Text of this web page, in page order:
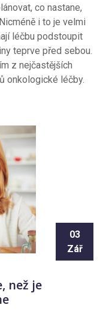
co nastane,
i to je velmi
léčbu podstoupit
teprve před sebou.
z nejčastějších
onkologické léčby.
03
Zář
než je